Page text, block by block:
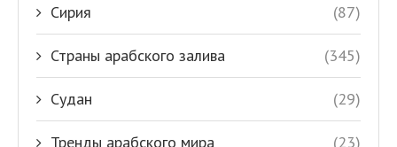
Сирия (87)
Страны арабского залива (345)
Судан (29)
Тренды арабского мира (23)